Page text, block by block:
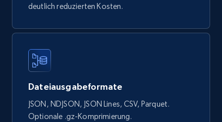
eCommerce
Wayfair products
URL, Product id, Title, Rating, Reviews count,
Initial price, Discount, Final price, and more.
deutlich reduzierten Kosten.
Dateiausgabeformate
JSON, NDJSON, JSON Lines, CSV, Parquet.
Optionale .gz-Komprimierung.